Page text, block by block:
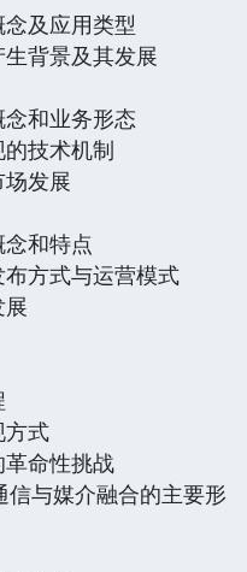
及应用类型
背景及其发展
和业务形态
技术机制
发展
和特点
方式与运营模式
展
式
命性挑战
与媒介融合的主要形